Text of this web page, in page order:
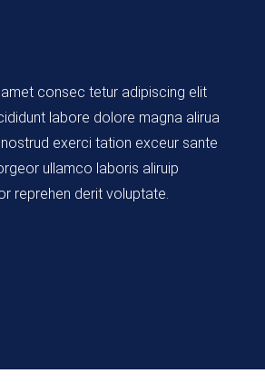
consec tetur adipiscing elit
labore dolore magna alirua
exerci tation exceur sante
ullamco laboris aliruip
reprehen derit voluptate.